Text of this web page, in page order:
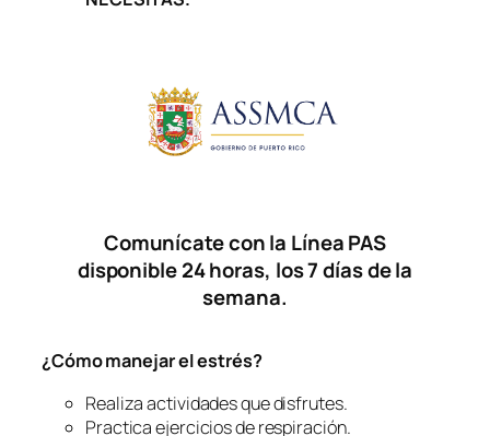
Comunícate con la Línea PAS
disponible 24 horas, los 7 días de la
semana.
¿Cómo manejar el estrés?
Realiza actividades que disfrutes.
Practica ejercicios de respiración.